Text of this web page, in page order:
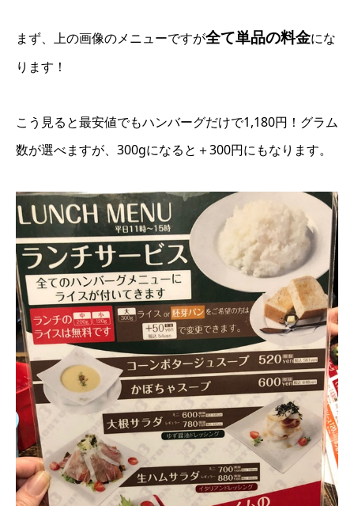
まず、上の画像のメニューですが全て単品の料金にな
ります！
こう見ると最安値でもハンバーグだけで1,180円！グラム
数が選べますが、300gになると＋300円にもなります。